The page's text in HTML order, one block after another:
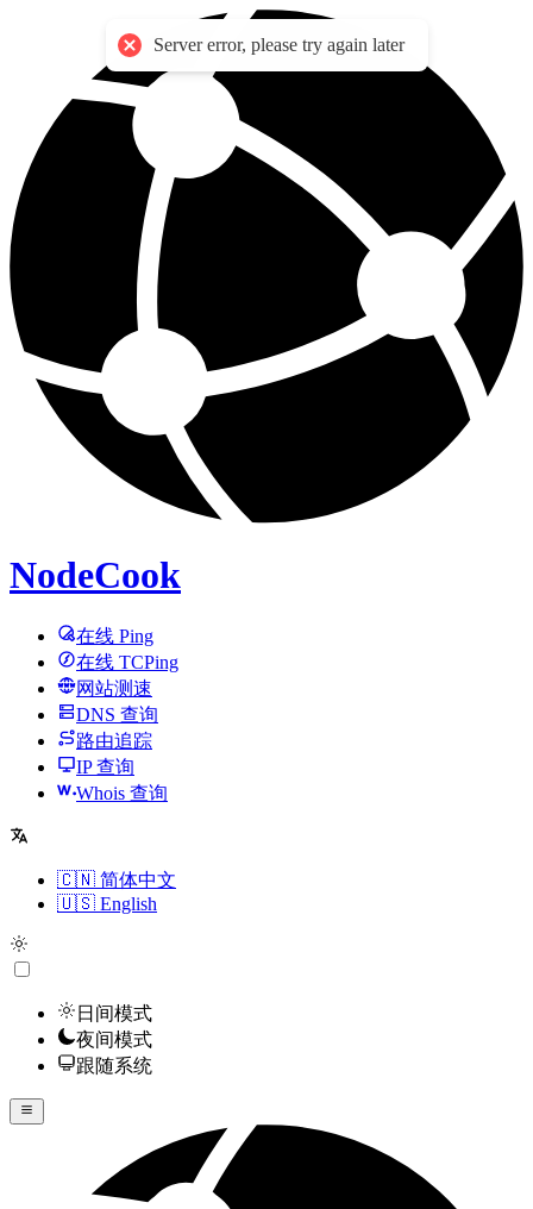
NodeCook
在线 Ping
在线 TCPing
网站测速
DNS 查询
路由追踪
IP 查询
Whois 查询
🇨🇳 简体中文
🇺🇸 English
日间模式
夜间模式
跟随系统